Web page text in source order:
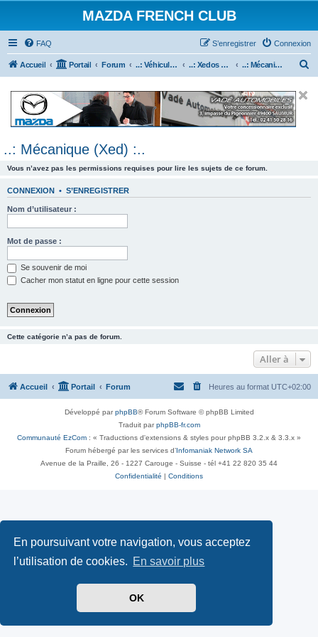
En poursuivant votre navigation, vous acceptez
l’utilisation de cookies. En savoir plus
OK
MAZDA FRENCH CLUB
FAQ Connexion
S’enregistrer
Accueil Portail Forum ..: Véhicules Mazda ancien (<2003) :.. ..: Xedos 6 & 9 :.. ..: Mécanique (Xed) :..
e
..: Mécanique (Xed) :..
Vous n’avez pas les permissions requises pour lire les sujets de ce forum.
CONNEXION • S’ENREGISTRER
Nom d’utilisateur :
Mot de passe :
Se souvenir de moi
Cacher mon statut en ligne pour cette session
Cette catégorie n’a pas de forum.
Aller à
Accueil Portail Forum Heures au format UTC+02:00
Développé parphpBB® Forum Software © phpBB Limited
Traduit parphpBB-fr.com
Communauté EzCom : « Traductions d'extensions & styles pour phpBB 3.2.x & 3.3.x »
Forum hébergé par les services d’ Infomaniak Network SA
Avenue de la Praille, 26 - 1227 Carouge - Suisse - tél +41 22 820 35 44
Confidentialité
Conditions